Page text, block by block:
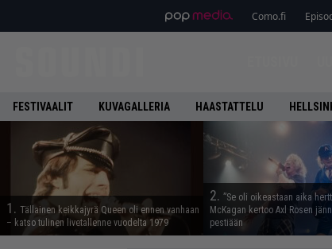
Como.fi
FESTIVAALIT KUVAGALLERIA HAASTATTELU
1. Tällainen keikkajyrä Queen oli ennen vanhaan
– katso tulinen livetallenne vuodelta 1979
2. ”Se oli oikeastaan aika
McKagan kertoo Axl Rosen
pestiään